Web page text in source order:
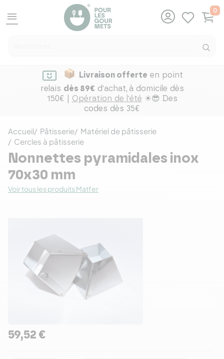
menu
0
Livraison offerte en point
relais dès 89€ d'achat, à domicile dès
150€ | Opération de l'été ☀😎 Des
codes dès 35€
Accueil Pâtisserie
Matériel de pâtisserie
Cercles à pâtisserie
Nonnettes pyramidales inox
70x30 mm
Voir tous les produits Matfer
59,52 €